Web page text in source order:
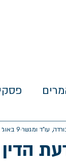
עו"ד ומגשר 9 באוג׳ 2019